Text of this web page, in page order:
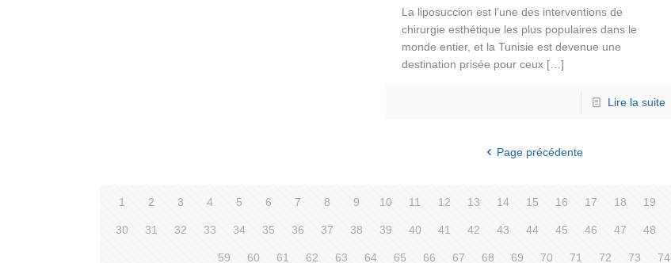
La liposuccion est l’une des interventions de
chirurgie esthétique les plus populaires dans le
monde entier, et la Tunisie est devenue une
destination prisée pour ceux[…]
Lire la suite
Page précédente
1 2 3 4 5 6 7 8 9 10 11 12 13 14 15 16 17 18 19
30 31 32 33 34 35 36 37 38 39 40 41 42 43 44 45 46 47 48
59 60 61 62 63 64 65 66 67 68 69 70 71 72 73 74